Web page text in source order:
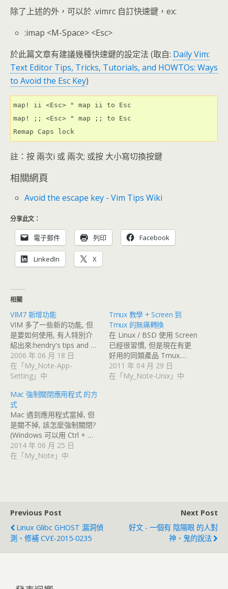
除了上述的外，可以於 .vimrc 自訂快速鍵，ex:
:imap <M-Space> <Esc>
於此篇文章有建議幾種快速鍵的設定法 (取自: Daily Vim:
Text Editor Tips, Tricks, Tutorials, and HOWTOs: Ways
to Avoid the Esc Key)
map! ii <Esc> " map ii to Esc
map! ;; <Esc> " map ;; to Esc
Remap Caps lock
註：按 兩次i 或 兩次; 或按 大小寫切換按鍵
相關網頁
Avoid the escape key - Vim Tips Wiki
分享此文：
電子郵件 列印 Facebook
LinkedIn X
相關
VIM7 新增功能
VIM 多了一些新的功能, 但
是要如何使用, 有人特別介
紹出來:hendry's tips and …
2006 年 06 月 18 日
在「My_Note-App-
Setting」中
Tmux 教學 + Screen 到
Tmux 的無痛轉換
在 Linux / BSD 使用 Screen
已經很習慣, 但是現在有更
好用的同類產品 Tmux.…
2011 年 04 月 29 日
在「My_Note-Unix」中
Mac 強制關閉應用程式 的方
式
Mac 遇到應用程式當掉, 但
是關不掉, 該怎麼強制關閉?
(Windows 可以用 Ctrl + …
2014 年 06 月 25 日
在「My_Note」中
Previous Post
Linux Glibc GHOST 漏洞偵
測、修補 CVE-2015-0235
Next Post
好文 - 一個有 陰陽眼 的人對
神、鬼的說法